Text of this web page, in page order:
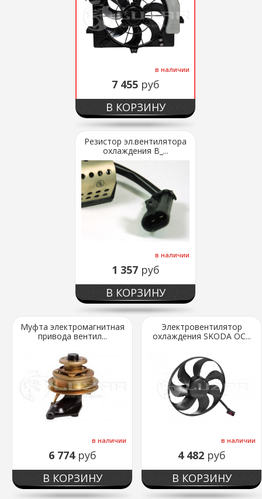
в наличии
7 455 руб
В КОРЗИНУ
Резистор эл.вентилятора
охлаждения В_...
в наличии
1 357 руб
В КОРЗИНУ
Муфта электромагнитная
привода вентил...
в наличии
6 774 руб
В КОРЗИНУ
Электровентилятор
охлаждения SKODA OC...
в наличии
4 482 руб
В КОРЗИНУ